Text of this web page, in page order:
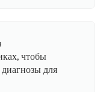
чтобы
для